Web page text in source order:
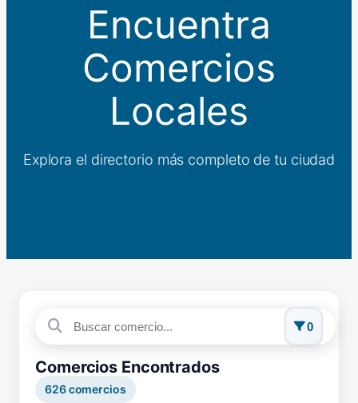
Encuentra
Comercios
Locales
Explora el directorio más completo de tu ciudad
0
Comercios Encontrados
626comercios